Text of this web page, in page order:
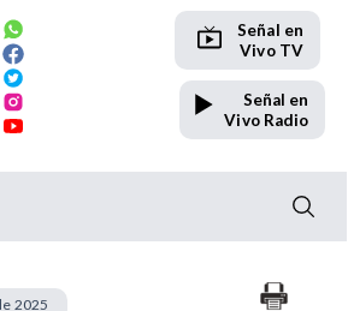
Señal en
Vivo TV
Señal en
Vivo Radio
2025